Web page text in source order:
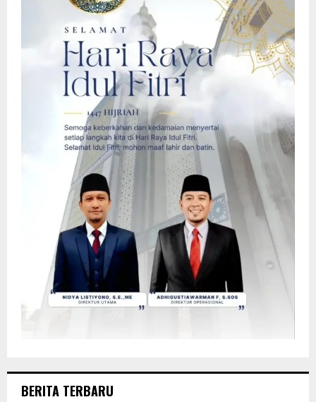
BERITA TERBARU